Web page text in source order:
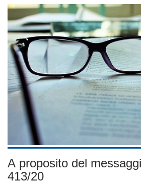
A proposito del
413/20